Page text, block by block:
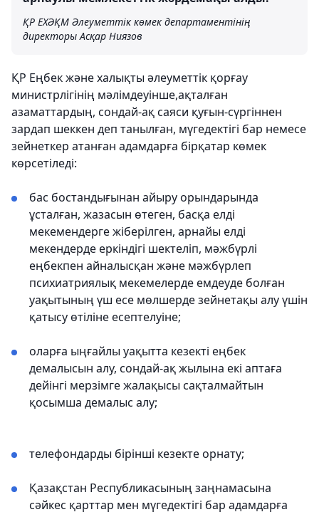
ҚР ЕХӘҚМ Әлеуметтік көмек департаментінің
директоры Асқар Ниязов
ҚР Еңбек және халықты әлеуметтік қорғау
министрлігінің мәлімдеуінше,ақталған
азаматтардың, сондай-ақ саяси қуғын-сүргіннен
зардап шеккен деп танылған, мүгедектігі бар немесе
зейнеткер атанған адамдарға бірқатар көмек
көрсетіледі:
бас бостандығынан айыру орындарында
ұсталған, жазасын өтеген, басқа елді
мекемендерге жіберілген, арнайы елді
мекендерде еркіндігі шектеліп, мәжбүрлі
еңбекпен айналысқан және мәжбүрлеп
психиатриялық мекемелерде емдеуде болған
уақытының үш есе мөлшерде зейнетақы алу үшін
қатысу өтіліне есептелуіне;
оларға ыңғайлы уақытта кезекті еңбек
демалысын алу, сондай-ақ жылына екі аптаға
дейінгі мерзімге жалақысы сақталмайтын
қосымша демалыс алу;
телефондарды бірінші кезекте орнату;
Қазақстан Республикасының заңнамасына
сәйкес қарттар мен мүгедектігі бар адамдарға